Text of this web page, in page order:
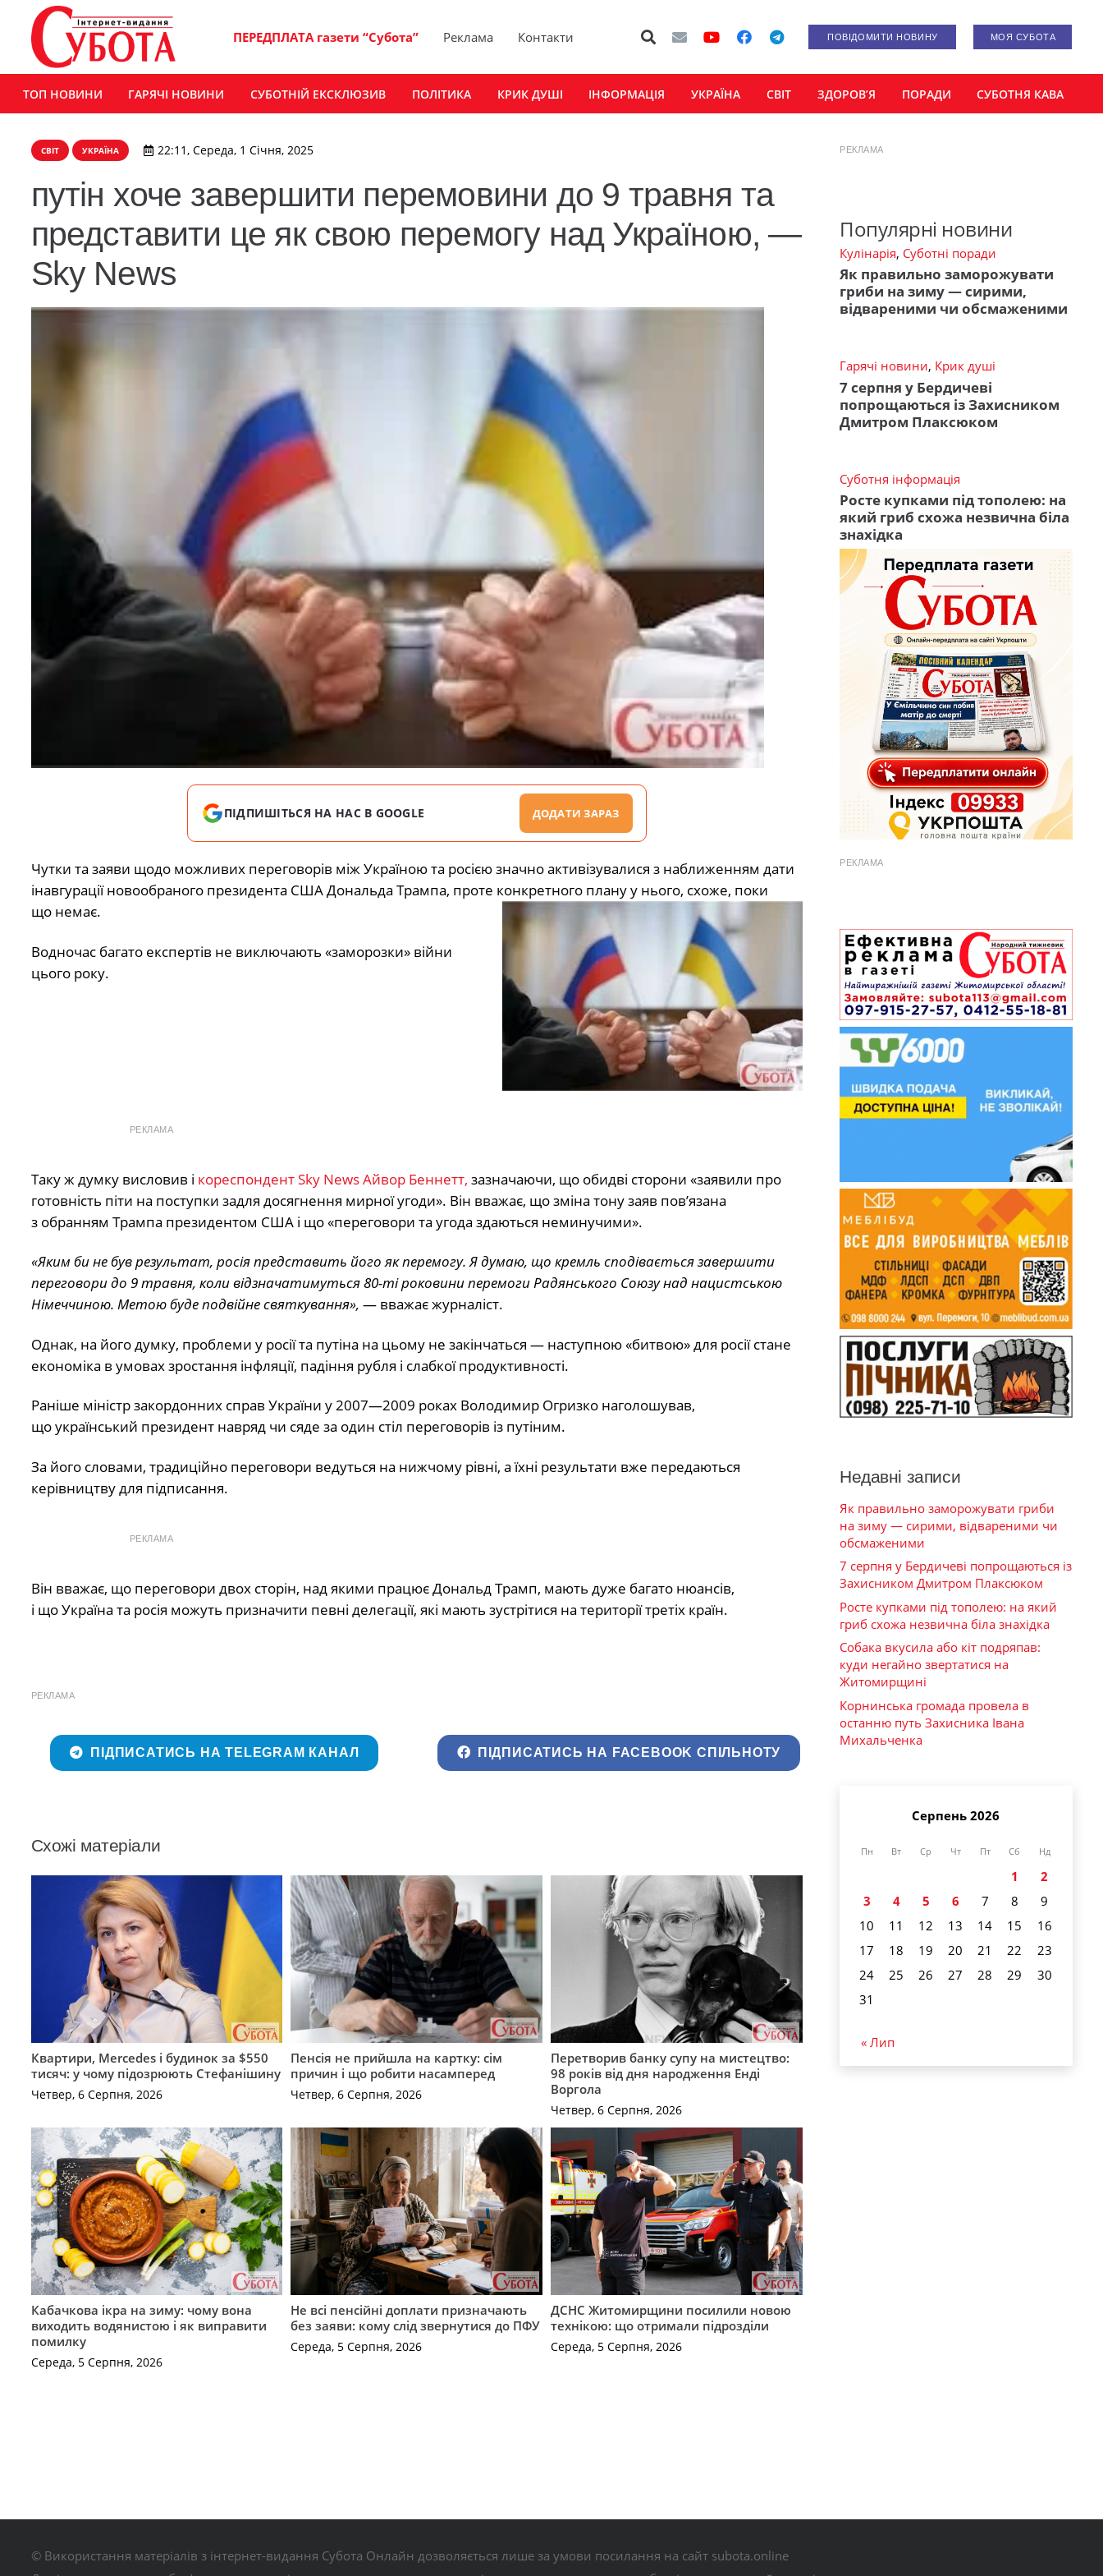
ПЕРЕДПЛАТА газети “Субота” Реклама Контакти ПОВІДОМИТИ НОВИНУ МОЯ СУБОТА
ТОП НОВИНИ ГАРЯЧІ НОВИНИ СУБОТНІЙ ЕКСКЛЮЗИВ ПОЛІТИКА КРИК ДУШІ ІНФОРМАЦІЯ УКРАЇНА СВІТ ЗДОРОВ’Я ПОРАДИ СУБОТНЯ КАВА
СВІТ УКРАЇНА 22:11, Середа, 1 Січня, 2025
путін хоче завершити перемовини до 9 травня та
представити це як свою перемогу над Україною, —
Sky News
ПІДПИШІТЬСЯ НА НАС В GOOGLE ДОДАТИ ЗАРАЗ
Чутки та заяви щодо можливих переговорів між Україною та росією значно активізувалися з наближенням дати
інавгурації новообраного президента США Дональда Трампа, проте конкретного плану у нього, схоже, поки
що немає.
Водночас багато експертів не виключають «заморозки» війни
цього року.
РЕКЛАМА
Таку ж думку висловив і кореспондент Sky News Айвор Беннетт, зазначаючи, що обидві сторони «заявили про
готовність піти на поступки задля досягнення мирної угоди». Він вважає, що зміна тону заяв пов’язана
з обранням Трампа президентом США і що «переговори та угода здаються неминучими».
«Яким би не був результат, росія представить його як перемогу. Я думаю, що кремль сподівається завершити
переговори до 9 травня, коли відзначатимуться 80-ті роковини перемоги Радянського Союзу над нацистською
Німеччиною. Метою буде подвійне святкування», — вважає журналіст.
Однак, на його думку, проблеми у росії та путіна на цьому не закінчаться — наступною «битвою» для росії стане
економіка в умовах зростання інфляції, падіння рубля і слабкої продуктивності.
Раніше міністр закордонних справ України у 2007—2009 роках Володимир Огризко наголошував,
щоукраїнський президент навряд чи сяде за один стіл переговорів із путіним.
За його словами, традиційно переговори ведуться на нижчому рівні, а їхні результати вже передаються
керівництву для підписання.
РЕКЛАМА
Він вважає, що переговори двох сторін, над якими працює Дональд Трамп, мають дуже багато нюансів,
і що Україна та росія можуть призначити певні делегації, які мають зустрітися на території третіх країн.
РЕКЛАМА
ПІДПИСАТИСЬ НА TELEGRAM КАНАЛ ПІДПИСАТИСЬ НА FACEBOOK СПІЛЬНОТУ
Схожі матеріали
Квартири, Mercedes і будинок за $550
тисяч: у чому підозрюють Стефанішину
Четвер, 6 Серпня, 2026
Пенсія не прийшла на картку: сім
причин і що робити насамперед
Четвер, 6 Серпня, 2026
Перетворив банку супу на мистецтво:
98 років від дня народження Енді
Воргола
Четвер, 6 Серпня, 2026
Кабачкова ікра на зиму: чому вона
виходить водянистою і як виправити
помилку
Середа, 5 Серпня, 2026
Не всі пенсійні доплати призначають
без заяви: кому слід звернутися до ПФУ
Середа, 5 Серпня, 2026
ДСНС Житомирщини посилили новою
технікою: що отримали підрозділи
Середа, 5 Серпня, 2026
РЕКЛАМА
Популярні новини
Кулінарія, Суботні поради
Як правильно заморожувати
гриби на зиму — сирими,
відвареними чи обсмаженими
Гарячі новини, Крик душі
7 серпня у Бердичеві
попрощаються із Захисником
Дмитром Плаксюком
Суботня інформація
Росте купками під тополею: на
який гриб схожа незвична біла
знахідка
РЕКЛАМА
Недавні записи
Як правильно заморожувати гриби
на зиму — сирими, відвареними чи
обсмаженими
7 серпня у Бердичеві попрощаються із
Захисником Дмитром Плаксюком
Росте купками під тополею: на який
гриб схожа незвична біла знахідка
Собака вкусила або кіт подряпав:
куди негайно звертатися на
Житомирщині
Корнинська громада провела в
останню путь Захисника Івана
Михальченка
Серпень 2026
Пн Вт Ср Чт Пт Сб Нд
1
2
3
4 5 6 7 8
9
10
11 12 13 14 15
16
17
18 19 20 21 22
23
24
25 26 27 28 29
30
31
« Лип
© Використання матеріалів з інтернет-видання Субота Онлайн дозволяється лише за умови посилання на сайт subota.online